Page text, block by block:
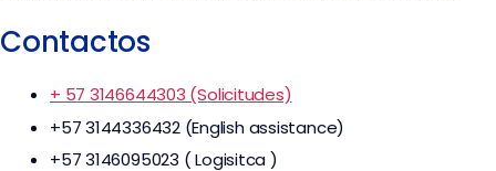
Contactos
+ 57 3146644303 (Solicitudes)
+57 3144336432 (English assistance)
+57 3146095023 ( Logisitca )